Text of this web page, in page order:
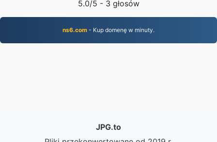
5.0/5 - 3 głosów
ns6.com - Kup domenę w minuty.
JPG.to